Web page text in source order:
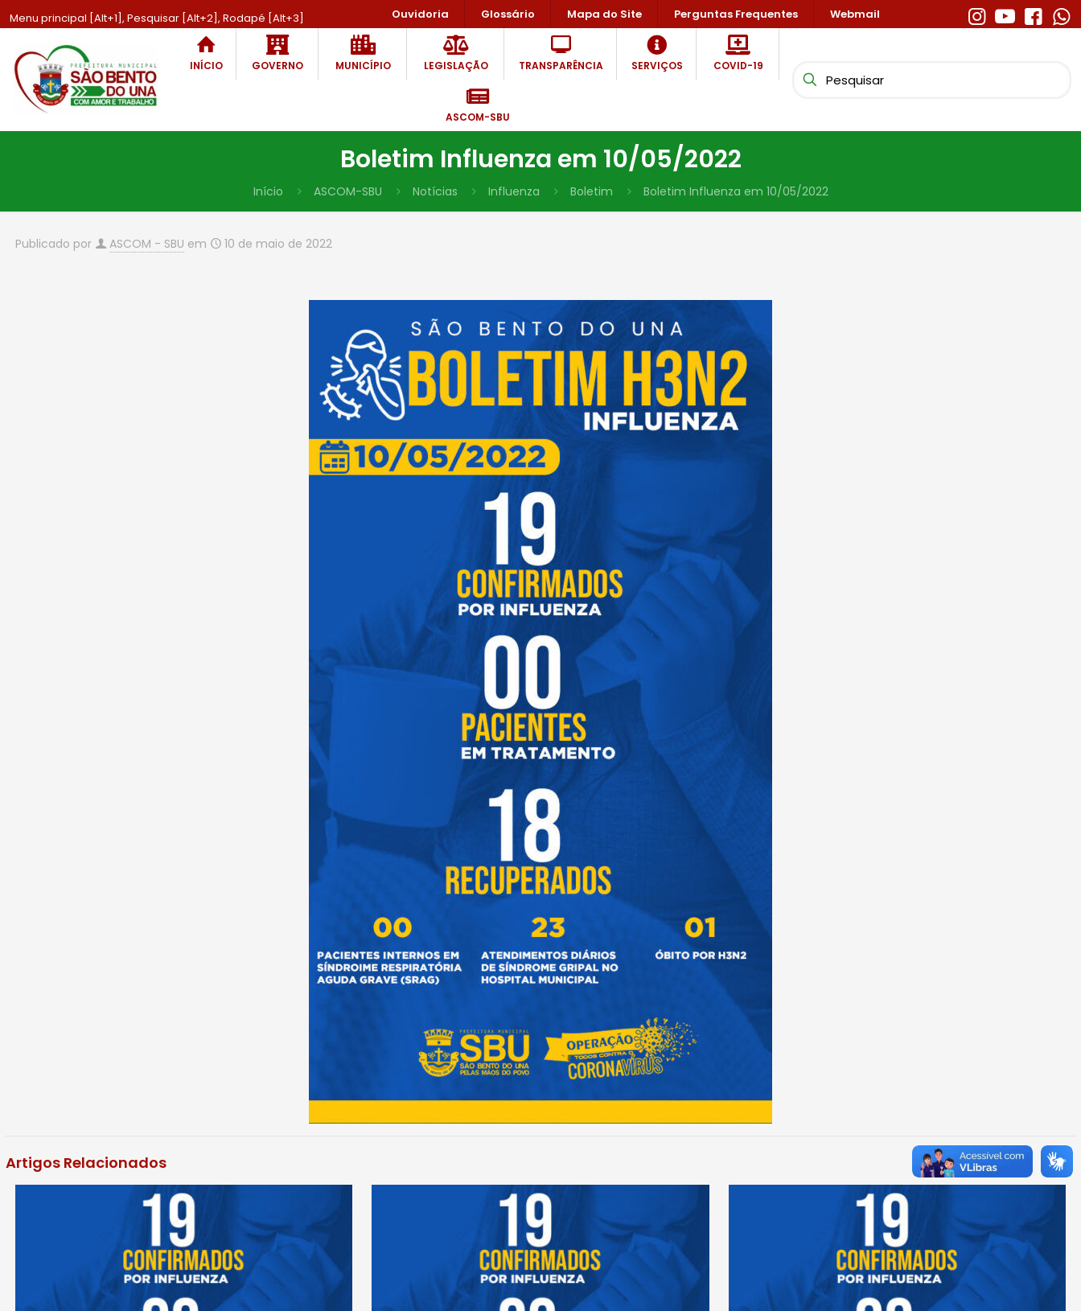
Menu principal [Alt+1], Pesquisar [Alt+2], Rodapé [Alt+3] Ouvidoria Glossário Mapa do Site Perguntas Frequentes Webmail
INÍCIO GOVERNO MUNICÍPIO LEGISLAÇÃO TRANSPARÊNCIA SERVIÇOS COVID-19
ASCOM-SBU
Boletim Influenza em 10/05/2022
Início ASCOM-SBU Notícias Influenza Boletim Boletim Influenza em 10/05/2022
Publicado por ASCOM - SBU em 10 de maio de 2022
Artigos Relacionados